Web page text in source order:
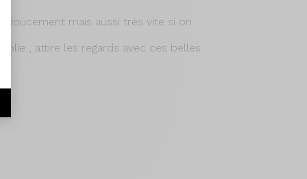
mais aussi très vite si on
, attire les regards avec ces belles